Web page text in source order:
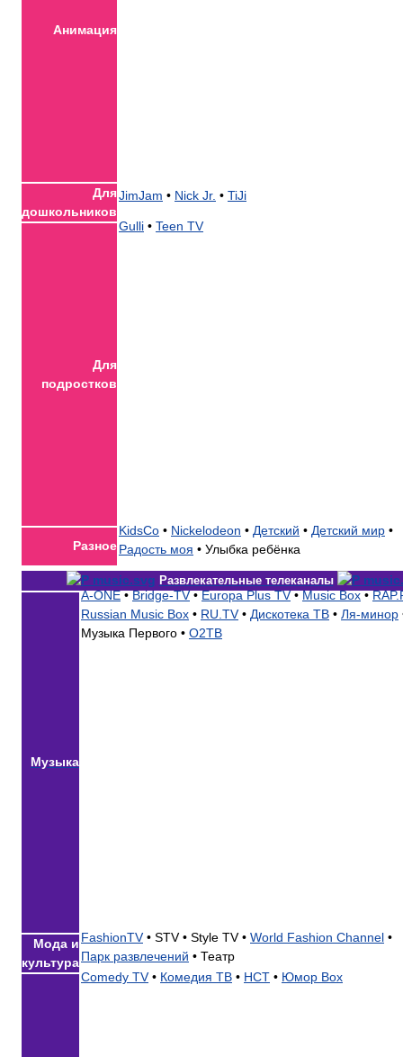
Анимация
Для
дошкольников
JimJam • Nick Jr. • TiJi
Для
подростков
Gulli • Teen TV
Разное
KidsCo • Nickelodeon • Детский • Детский мир •
Радость моя • Улыбка ребёнка
Развлекательные телеканалы
Музыка
A-ONE• Bridge-TV• Europa Plus TV• Music Box•
Russian Music Box • RU.TV• Дискотека ТВ • Ля-минор
Музыка Первого • О2ТВ
Мода и
культура
FashionTV• STV • Style TV • World Fashion Channel •
Парк развлечений • Театр
Comedy TV• Комедия ТВ • НСТ • Юмор Box